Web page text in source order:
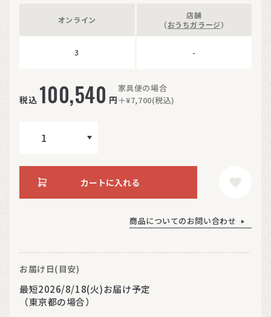
オンライン
3
店舗
（おうちガラージ）
-
税込 100,540 円
家具便の場合
＋¥7,700(税込)
カートに入れる
商品についてのお問い合わせ
お届け日(目安)
最短2026/8/18(火)お届け予定
（東京都の場合）